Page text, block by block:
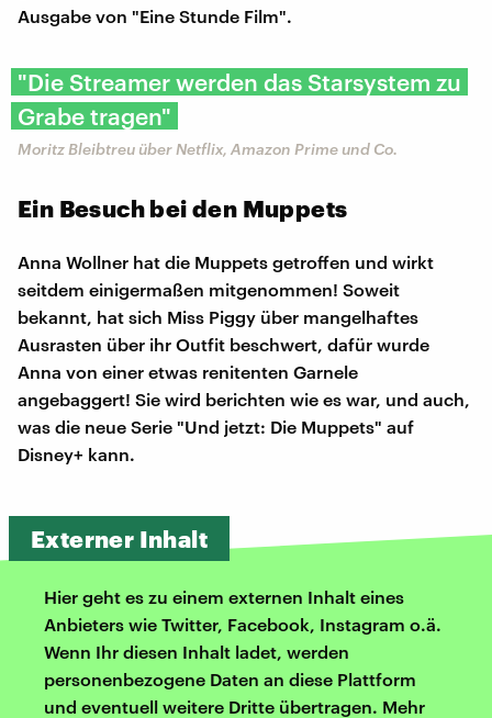
Ausgabe von "Eine Stunde Film".
"Die Streamer werden das Starsystem zu
Grabe tragen"
Moritz Bleibtreu über Netflix, Amazon Prime und Co.
Ein Besuch bei den Muppets
Anna Wollner hat die Muppets getroffen und wirkt
seitdem einigermaßen mitgenommen! Soweit
bekannt, hat sich Miss Piggy über mangelhaftes
Ausrasten über ihr Outfit beschwert, dafür wurde
Anna von einer etwas renitenten Garnele
angebaggert! Sie wird berichten wie es war, und auch,
was die neue Serie "Und jetzt: Die Muppets" auf
Disney+ kann.
Externer Inhalt
Hier geht es zu einem externen Inhalt eines
Anbieters wie Twitter, Facebook, Instagram o.ä.
Wenn Ihr diesen Inhalt ladet, werden
personenbezogene Daten an diese Plattform
und eventuell weitere Dritte übertragen. Mehr